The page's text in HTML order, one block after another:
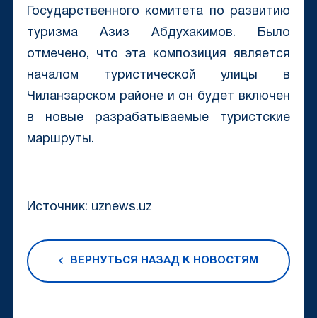
Государственного комитета по развитию
туризма Азиз Абдухакимов. Было
отмечено, что эта композиция является
началом туристической улицы в
Чиланзарском районе и он будет включен
в новые разрабатываемые туристские
маршруты.
Источник: uznews.uz
ВЕРНУТЬСЯ НАЗАД К НОВОСТЯМ